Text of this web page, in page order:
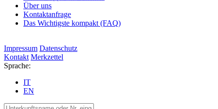
Über uns
Kontaktanfrage
Das Wichtigste kompakt (FAQ)
Impressum Datenschutz
Kontakt Merkzettel
Sprache:
IT
EN